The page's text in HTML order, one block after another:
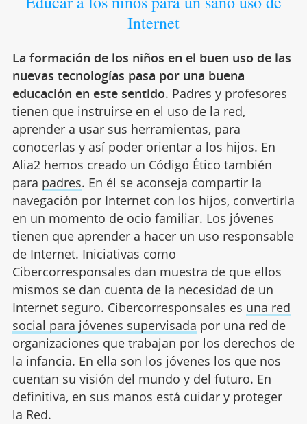
Internet
La formación de los niños en el buen uso de las
nuevas tecnologías pasa por una buena
educación en este sentido. Padres y profesores
tienen que instruirse en el uso de la red,
aprender a usar sus herramientas, para
conocerlas y así poder orientar a los hijos. En
Alia2 hemos creado un Código Ético también
para padres. En él se aconseja compartir la
navegación por Internet con los hijos, convertirla
en un momento de ocio familiar. Los jóvenes
tienen que aprender a hacer un uso responsable
de Internet. Iniciativas como
Cibercorresponsales dan muestra de que ellos
mismos se dan cuenta de la necesidad de un
Internet seguro. Cibercorresponsales es una red
social para jóvenes supervisada por una red de
organizaciones que trabajan por los derechos de
la infancia. En ella son los jóvenes los que nos
cuentan su visión del mundo y del futuro. En
definitiva, en sus manos está cuidar y proteger
la Red.